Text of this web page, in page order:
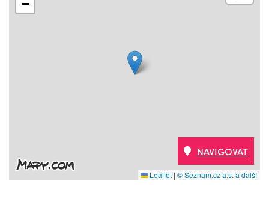
−
Leaflet | © Seznam.cz a.s. a další
NAVIGOVAT